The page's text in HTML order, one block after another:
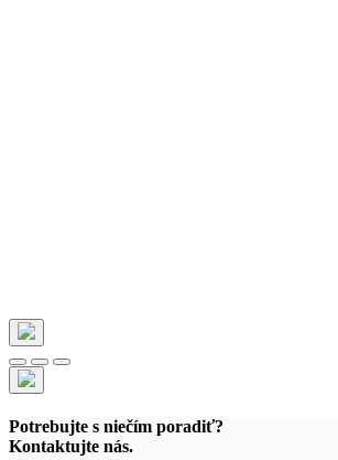
Potrebujte s niečím poradiť?
Kontaktujte nás.